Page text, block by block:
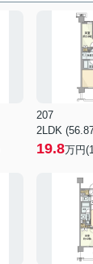
207
2LDK
19.8万円(